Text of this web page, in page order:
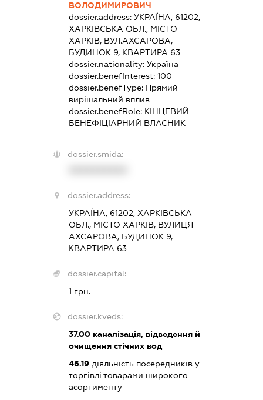
ВОЛОДИМИРОВИЧ
dossier.address:УКРАЇНА, 61202,
ХАРКІВСЬКА ОБЛ., МІСТО
ХАРКІВ, ВУЛ.АХСАРОВА,
БУДИНОК 9, КВАРТИРА 63
dossier.nationality:Україна
dossier.benefInterest:100
dossier.benefType: Прямий
вирішальний вплив
dossier.benefRole: КІНЦЕВИЙ
БЕНЕФІЦІАРНИЙ ВЛАСНИК
dossier.smida:
dossier.address:
УКРАЇНА, 61202, ХАРКІВСЬКА
ОБЛ., МІСТО ХАРКІВ, ВУЛИЦЯ
АХСАРОВА, БУДИНОК 9,
КВАРТИРА 63
dossier.capital:
1 грн.
dossier.kveds:
37.00 каналізація, відведення й
очищення стічних вод
46.19 діяльність посередників у
торгівлі товарами широкого
асортименту